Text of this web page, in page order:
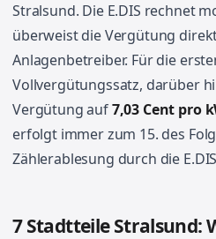
Stralsund. Die E.DIS rechnet
überweist die Vergütung
Anlagenbetreiber. Für die
Vollvergütungssatz, darüber
Vergütung auf7,03 Cent pro
erfolgt immer zum 15. des
Zählerablesung durch die
7 Stadtteile Stralsund: